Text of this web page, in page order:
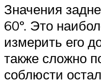
Значения
60º. Это
измерить его
также сложно
соблюсти